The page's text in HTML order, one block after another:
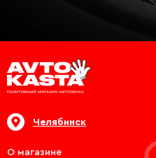
Челябинск
О магазине